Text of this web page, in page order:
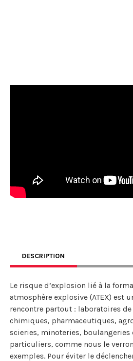
DESCRIPTION
Le risque d’explosion lié à la
atmosphère explosive (ATEX) est
rencontre partout : laboratoires
chimiques, pharmaceutiques,
scieries, minoteries, boulangeries
particuliers, comme nous le
exemples. Pour éviter le